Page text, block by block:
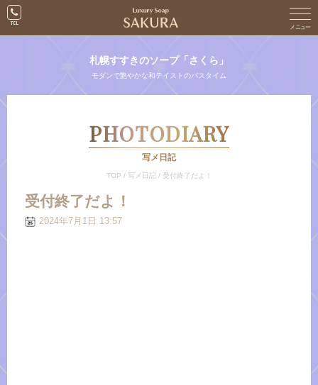
札幌すすきのソープ「さくら」
モダンで艶やかな和テイストのバスタイム
PHOTODIARY
写メ日記
TOP / 写メ日記 / 受付終了だよ！
受付終了だよ！
2024年7月1日 13:57